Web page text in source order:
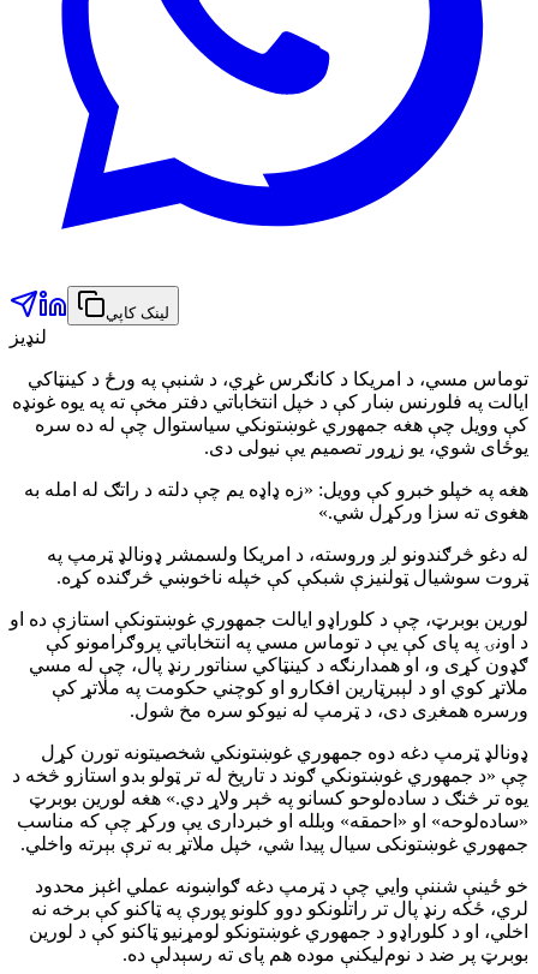
لینک کاپي
لنډیز
توماس مسي، د امريکا د کانګرس غړي، د شنبې په ورځ د کينټاکي
ايالت په فلورنس ښار کې د خپل انتخاباتي دفتر مخې ته په يوه غونډه
کې وويل چې هغه جمهوري غوښتونکي سياستوال چې له ده سره
يوځای شوي، يو زړور تصميم يې نيولی دی.
هغه په خپلو خبرو کې وويل: «زه ډاډه يم چې دلته د راتګ له امله به
هغوی ته سزا ورکړل شي.»
له دغو څرګندونو لږ وروسته، د امريکا ولسمشر ډونالډ ټرمپ په
ټروت سوشيال ټولنيزې شبکې کې خپله ناخوښي څرګنده کړه.
لورين بوبرټ، چې د کلوراډو ايالت جمهوري غوښتونکې استازې ده او
د اونۍ په پای کې يې د توماس مسي په انتخاباتي پروګرامونو کې
ګډون کړی و، او همدارنګه د کينټاکي سناتور رنډ پال، چې له مسي
ملاتړ کوي او د لېبرټارين افکارو او کوچني حکومت په ملاتړ کې
ورسره همغږی دی، د ټرمپ له نيوکو سره مخ شول.
ډونالډ ټرمپ دغه دوه جمهوري غوښتونکي شخصيتونه تورن کړل
چې «د جمهوري غوښتونکي ګوند د تاريخ له تر ټولو بدو استازو څخه د
يوه تر څنګ د ساده‌لوحو کسانو په څېر ولاړ دي.» هغه لورين بوبرټ
«ساده‌لوحه» او «احمقه» وبلله او خبرداری يې ورکړ چې که مناسب
جمهوري غوښتونکی سيال پيدا شي، خپل ملاتړ به ترې بېرته واخلي.
خو ځينې شننې وايي چې د ټرمپ دغه ګواښونه عملي اغېز محدود
لري، ځکه رنډ پال تر راتلونکو دوو کلونو پورې په ټاکنو کې برخه نه
اخلي، او د کلوراډو د جمهوري غوښتونکو لومړنيو ټاکنو کې د لورين
بوبرټ پر ضد د نوم‌ليکنې موده هم پای ته رسېدلې ده.